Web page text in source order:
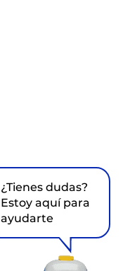
¿Tienes dudas?
Estoy aquí para
ayudarte